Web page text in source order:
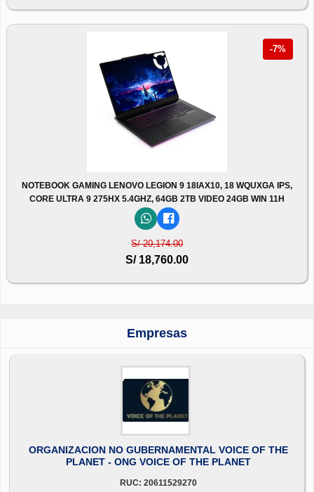
-7%
NOTEBOOK GAMING LENOVO LEGION 9 18IAX10, 18 WQUXGA IPS,
CORE ULTRA 9 275HX 5.4GHZ, 64GB 2TB VIDEO 24GB WIN 11H
S/ 20,174.00
S/ 18,760.00
Empresas
ORGANIZACION NO GUBERNAMENTAL VOICE OF THE
PLANET - ONG VOICE OF THE PLANET
RUC: 20611529270